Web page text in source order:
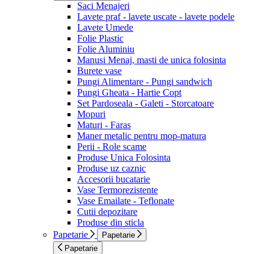
Saci Menajeri
Lavete praf - lavete uscate - lavete podele
Lavete Umede
Folie Plastic
Folie Aluminiu
Manusi Menaj, masti de unica folosinta
Burete vase
Pungi Alimentare - Pungi sandwich
Pungi Gheata - Hartie Copt
Set Pardoseala - Galeti - Storcatoare
Mopuri
Maturi - Faras
Maner metalic pentru mop-matura
Perii - Role scame
Produse Unica Folosinta
Produse uz caznic
Accesorii bucatarie
Vase Termorezistente
Vase Emailate - Teflonate
Cutii depozitare
Produse din sticla
Papetarie
Papetarie
Papetarie